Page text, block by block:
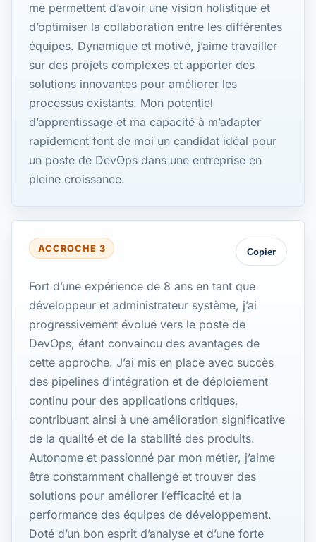
me permettent d’avoir une vision holistique et
d’optimiser la collaboration entre les différentes
équipes. Dynamique et motivé, j’aime travailler
sur des projets complexes et apporter des
solutions innovantes pour améliorer les
processus existants. Mon potentiel
d’apprentissage et ma capacité à m’adapter
rapidement font de moi un candidat idéal pour
un poste de DevOps dans une entreprise en
pleine croissance.
ACCROCHE 3 Copier
Fort d’une expérience de 8 ans en tant que
développeur et administrateur système, j’ai
progressivement évolué vers le poste de
DevOps, étant convaincu des avantages de
cette approche. J’ai mis en place avec succès
des pipelines d’intégration et de déploiement
continu pour des applications critiques,
contribuant ainsi à une amélioration significative
de la qualité et de la stabilité des produits.
Autonome et passionné par mon métier, j’aime
être constamment challengé et trouver des
solutions pour améliorer l’efficacité et la
performance des équipes de développement.
Doté d’un bon esprit d’analyse et d’une forte